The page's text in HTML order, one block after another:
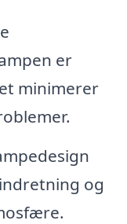
er
minimerer
og